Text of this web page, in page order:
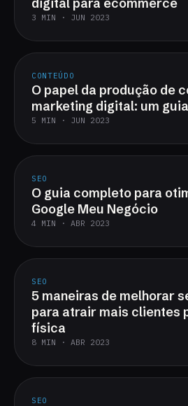
3 MIN · JUN 2023
CONTEÚDO
O papel da produção de
marketing digital: um
5 MIN · JUN 2023
SEO
O guia completo para
Google Meu Negócio
4 MIN · ABR 2023
SEO
5 maneiras de melhorar
para atrair mais clientes
física
8 MIN · ABR 2023
SEO